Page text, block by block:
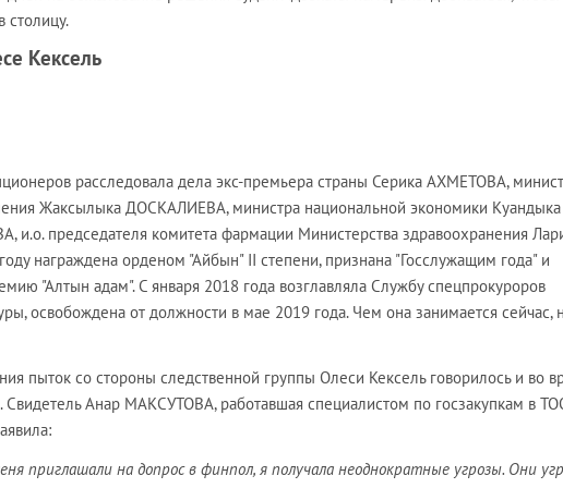
столицу.
Кексель
расследовала дела экс-премьера страны Серика АХМЕТОВА,
Жаксылыка ДОСКАЛИЕВА, министра национальной экономики Куандыка
и.о. председателя комитета фармации Министерства здравоохранения
награждена орденом "Айбын" II степени, признана "Госслужащим года" и
"Алтын адам". С января 2018 года возглавляла Службу спецпрокуроров
освобождена от должности в мае 2019 года. Чем она занимается сейчас,
пыток со стороны следственной группы Олеси Кексель говорилось и во
Анар МАКСУТОВА, работавшая специалистом по госзакупкам в
приглашали на допрос в финпол, я получала неоднократные угрозы. Они